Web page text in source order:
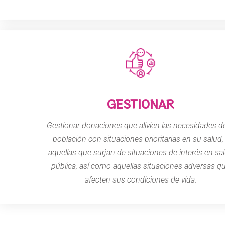
GESTIONAR
Gestionar donaciones que alivien las necesidades
población con situaciones prioritarias en su salud,
aquellas que surjan de situaciones de interés en
pública, así como aquellas situaciones adversas
afecten sus condiciones de vida.